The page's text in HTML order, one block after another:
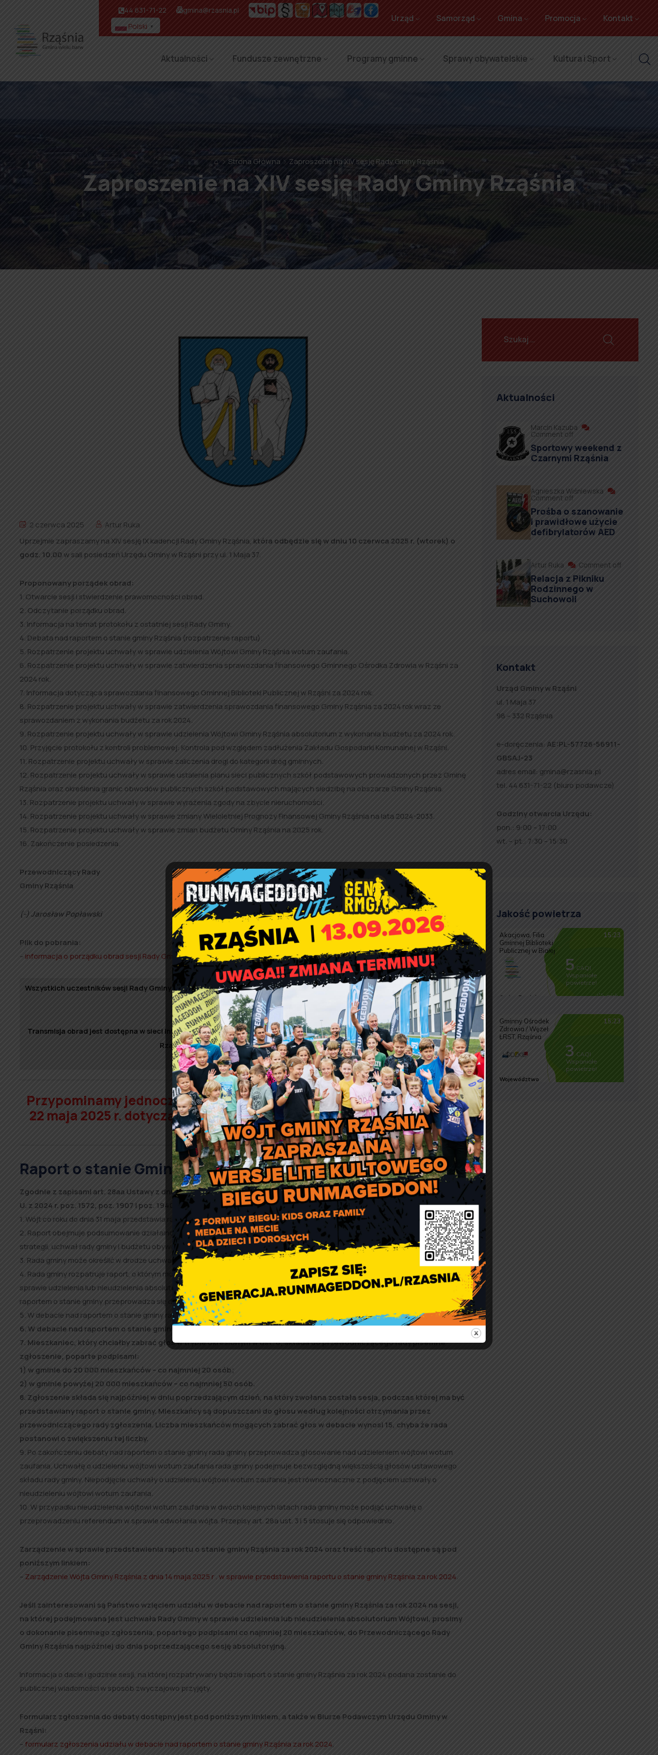
44 631-71-22 gmina@rzasnia.pl
Polski ▼
Urząd Samorząd Gmina Promocja Kontakt
Aktualności Fundusze zewnętrzne Programy gminne Sprawy obywatelskie Kultura i Sport
⌂ Strona Główna Zaproszenie na XIV sesję Rady Gminy Rząśnia
Zaproszenie na XIV sesję Rady Gminy Rząśnia
2 czerwca 2025
Artur Ruka
Uprzejmie zapraszamy na XIV sesję IX kadencji Rady Gminy Rząśnia, która odbędzie się w dniu 10 czerwca 2025 r. (wtorek) o
godz. 10.00 w sali posiedzeń Urzędu Gminy w Rząśni przy ul. 1 Maja 37.
Proponowany porządek obrad:
1. Otwarcie sesji i stwierdzenie prawomocności obrad.
2. Odczytanie porządku obrad.
3. Informacja na temat protokołu z ostatniej sesji Rady Gminy.
4. Debata nad raportem o stanie gminy Rząśnia (rozpatrzenie raportu).
5. Rozpatrzenie projektu uchwały w sprawie udzielenia Wójtowi Gminy Rząśnia wotum zaufania.
6. Rozpatrzenie projektu uchwały w sprawie zatwierdzenia sprawozdania finansowego Gminnego Ośrodka Zdrowia w Rząśni za
2024 rok.
7. Informacja dotycząca sprawozdania finansowego Gminnej Biblioteki Publicznej w Rząśni za 2024 rok.
8. Rozpatrzenie projektu uchwały w sprawie zatwierdzenia sprawozdania finansowego Gminy Rząśnia za 2024 rok wraz ze
sprawozdaniem z wykonania budżetu za rok 2024.
9. Rozpatrzenie projektu uchwały w sprawie udzielenia Wójtowi Gminy Rząśnia absolutorium z wykonania budżetu za 2024 rok.
10. Przyjęcie protokołu z kontroli problemowej: Kontrola pod względem zadłużenia Zakładu Gospodarki Komunalnej w Rząśni.
11. Rozpatrzenie projektu uchwały w sprawie zaliczenia drogi do kategorii dróg gminnych.
12. Rozpatrzenie projektu uchwały w sprawie ustalenia planu sieci publicznych szkół podstawowych prowadzonych przez Gminę
Rząśnia oraz określenia granic obwodów publicznych szkół podstawowych mających siedzibę na obszarze Gminy Rząśnia.
13. Rozpatrzenie projektu uchwały w sprawie wyrażenia zgody na zbycie nieruchomości.
14. Rozpatrzenie projektu uchwały w sprawie zmiany Wieloletniej Prognozy Finansowej Gminy Rząśnia na lata 2024-2033.
15. Rozpatrzenie projektu uchwały w sprawie zmian budżetu Gminy Rząśnia na 2025 rok.
16. Zakończenie posiedzenia.
Przewodniczący Rady
Gminy Rząśnia
(-) Jarosław Popławski
Plik do pobrania:
–informacja o porządku obrad sesji Rady Gminy Rząśnia zwołanej na 10 czerwca 2025 roku.
Wszystkich uczestników sesji Rady Gminy Rząśnia informujemy, iż obrady są transmitowane i utrwalane za pomocą urządzeń
rejestrujących obraz i dźwięk.
Transmisja obrad jest dostępna w sieci Internet, natomiast nagrania z sesji zamieszczane są na stronie internetowej Gminy
Rząśnia oraz w Biuletynie Informacji Publicznej.
Przypominamy jednocześnie, informację Wójta Gminy Rząśnia z dnia
22 maja 2025 r. dotyczącą przedstawienia Raportu o stanie gminy za
rok 2024.
Raport o stanie Gminy Rząśnia za rok 2024
Zgodnie z zapisami art. 28aa Ustawy z dnia 8 marca 1990 r. o samorządzie gminnym (T.j. Dz. U. z 2024 r. poz. 1465; zm.: Dz.
U. z 2024 r. poz. 1572, poz. 1907 i poz. 1940):
1. Wójt co roku do dnia 31 maja przedstawia radzie gminy raport o stanie gminy.
2. Raport obejmuje podsumowanie działalności wójta w roku poprzednim, w szczególności realizację polityk, programów i
strategii, uchwał rady gminy i budżetu obywatelskiego.
3. Rada gminy może określić w drodze uchwały szczegółowe wymogi dotyczące raportu.
4. Rada gminy rozpatruje raport, o którym mowa w ust. 1, podczas sesji, na której podejmowana jest uchwała rady gminy w
sprawie udzielenia lub nieudzielenia absolutorium wójtowi. Raport rozpatrywany jest w pierwszej kolejności. Nad przedstawionym
raportem o stanie gminy przeprowadza się debatę.
5. W debacie nad raportem o stanie gminy radni zabierają głos bez ograniczeń czasowych.
6. W debacie nad raportem o stanie gminy mieszkańcy gminy mogą zabierać głos.
7. Mieszkaniec, który chciałby zabrać głos w trybie określonym w ust. 6, składa do przewodniczącego rady pisemne
zgłoszenie, poparte podpisami:
1) w gminie do 20 000 mieszkańców – co najmniej 20 osób;
2) w gminie powyżej 20 000 mieszkańców – co najmniej 50 osób.
8. Zgłoszenie składa się najpóźniej w dniu poprzedzającym dzień, na który zwołana została sesja, podczas której ma być
przedstawiany raport o stanie gminy. Mieszkańcy są dopuszczani do głosu według kolejności otrzymania przez
przewodniczącego rady zgłoszenia. Liczba mieszkańców mogących zabrać głos w debacie wynosi 15, chyba że rada
postanowi o zwiększeniu tej liczby.
9. Po zakończeniu debaty nad raportem o stanie gminy rada gminy przeprowadza głosowanie nad udzieleniem wójtowi wotum
zaufania. Uchwałę o udzieleniu wójtowi wotum zaufania rada gminy podejmuje bezwzględną większością głosów ustawowego
składu rady gminy. Niepodjęcie uchwały o udzieleniu wójtowi wotum zaufania jest równoznaczne z podjęciem uchwały o
nieudzieleniu wójtowi wotum zaufania.
10. W przypadku nieudzielenia wójtowi wotum zaufania w dwóch kolejnych latach rada gminy może podjąć uchwałę o
przeprowadzeniu referendum w sprawie odwołania wójta. Przepisy art. 28a ust. 3 i 5 stosuje się odpowiednio.
Zarządzenie w sprawie przedstawienia raportu o stanie gminy Rząśnia za rok 2024 oraz treść raportu dostępne są pod
poniższym linkiem:
– Zarządzenie Wójta Gminy Rząśnia z dnia 14 maja 2025 r . w sprawie przedstawienia raportu o stanie gminy Rząśnia za rok 2024.
Jeśli zainteresowani są Państwo wzięciem udziału w debacie nad raportem o stanie gminy Rząśnia za rok 2024 na sesji,
na której podejmowana jest uchwała Rady Gminy w sprawie udzielenia lub nieudzielenia absolutorium Wójtowi, prosimy
o dokonanie pisemnego zgłoszenia, popartego podpisami co najmniej 20 mieszkańców, do Przewodniczącego Rady
Gminy Rząśnia najpóźniej do dnia poprzedzającego sesję absolutoryjną.
Informacja o dacie i godzinie sesji, na której rozpatrywany będzie raport o stanie gminy Rząśnia za rok 2024 podana zostanie do
publicznej wiadomości w sposób zwyczajowo przyjęty.
Formularz zgłoszenia do debaty dostępny jest pod poniższym linkiem, a także w Biurze Podawczym Urzędu Gminy w
Rząśni:
–formularz zgłoszenia udziału w debacie nad raportem o stanie gminy Rząśnia za rok 2024,
Aktualności
Marcin Kazuba
Comment off
Sportowy weekend z
Czarnymi Rząśnia
Agnieszka Wiśniewska
Comment off
Prośba o szanowanie
i prawidłowe użycie
defibrylatorów AED
Artur Ruka Comment off
Relacja z Pikniku
Rodzinnego w
Suchowoli
Kontakt
Urząd Gminy w Rząśni
ul. 1 Maja 37
98 – 332 Rząśnia
e-doręczenia: AE:PL-57726-56911-
GBSAJ-23
adres email: gmina@rzasnia.pl
tel. 44 631-71-22 (biuro podawcze)
Godziny otwarcia Urzędu:
pon.: 9:00 – 17:00
wt. – pt.: 7:30 – 15:30
Jakość powietrza